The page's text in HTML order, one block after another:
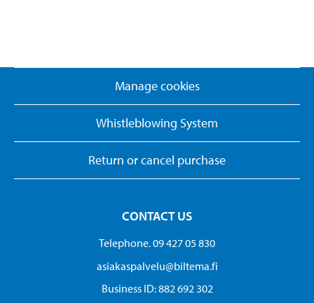
Manage cookies
Whistleblowing System
Return or cancel purchase
CONTACT US
Telephone. 09 427 05 830
asiakaspalvelu@biltema.fi
Business ID:​ 882 692 302